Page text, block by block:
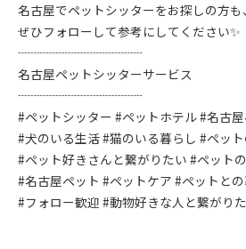
名古屋でペットシッターをお探しの方も、
ぜひフォローして参考にしてください✨
┈┈┈┈┈┈┈┈┈┈
名古屋ペットシッターサービス
┈┈┈┈┈┈┈┈┈┈
#ペットシッター #ペットホテル #名古
#犬のいる生活 #猫のいる暮らし #ペッ
#ペット好きさんと繋がりたい #ペット
#名古屋ペット #ペットケア #ペットと
#フォロー歓迎 #動物好きな人と繋がり